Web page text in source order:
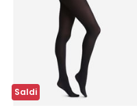
Saldi